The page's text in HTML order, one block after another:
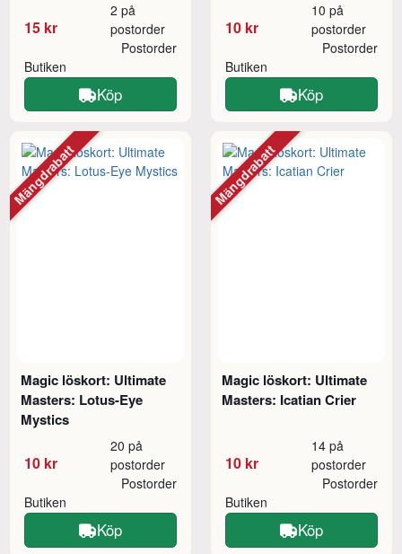
15 kr
2 på
postorder
Butiken
Postorder
Köp
10 kr
10 på
postorder
Butiken
Postorder
Köp
Magic löskort: Ultimate
Masters: Lotus-Eye
Mystics
10 kr
20 på
postorder
Butiken
Postorder
Köp
Mängdrabatt
Magic löskort: Ultimate
Masters: Icatian Crier
10 kr
14 på
postorder
Butiken
Postorder
Köp
Mängdrabatt